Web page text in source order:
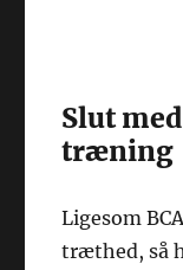
Slut
træning
Ligesom
træthed, så